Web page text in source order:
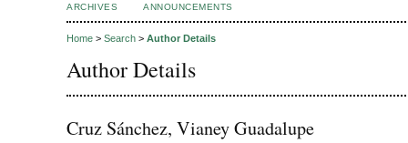
ARCHIVES
ANNOUNCEMENTS
Home > Search > Author Details
Author Details
Cruz Sánchez, Vianey Guadalupe